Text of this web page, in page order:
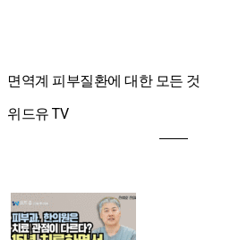
면역계 피부질환에 대한 모든 것
위드유 TV